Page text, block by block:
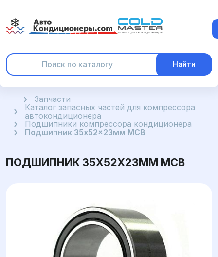
Найти
ГлавнаяЗапчасти
Каталог запасных частей для компрессора
автокондиционера
Подшипники компрессора кондиционера
Подшипник 35x52x23мм MCB
ПОДШИПНИК 35X52X23ММ MCB